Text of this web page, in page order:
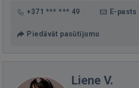
+371 *** *** 49 E-pasts
Piedāvāt pasūtījumu
Liene V.